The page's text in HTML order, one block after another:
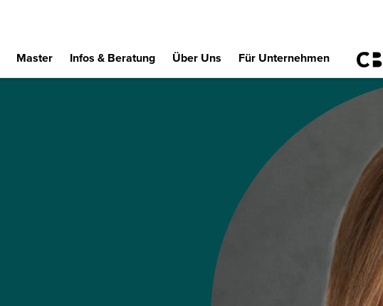
Master Infos & Beratung Über Uns Für Unternehmen